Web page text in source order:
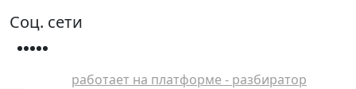
Соц. сети
работает на платформе - разбиратор